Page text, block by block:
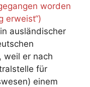
worden
erweist“)
ausländischer
weil er nach
für
einem